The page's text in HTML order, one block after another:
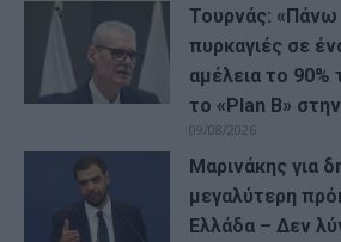
Τουρνάς:
πυρκαγιές σε
αμέλεια το
το «Plan B»
09/08/2026
Μαρινάκης για
μεγαλύτερη
Ελλάδα – Δεν